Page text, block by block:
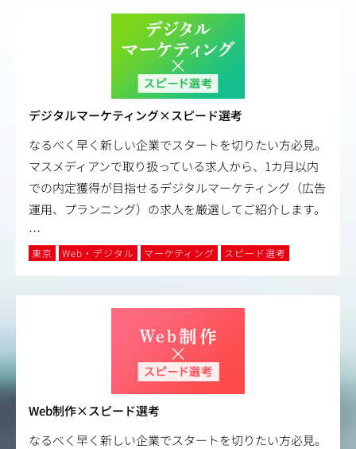
ただけるポジションです。
デジタルマーケティング×スピード選考
なるべく早く新しい企業でスタートを切りたい方必見。
マスメディアンで取り扱っている求人から、1カ月以内
での内定獲得が目指せるデジタルマーケティング（広告
運用、プランニング）の求人を厳選してご紹介します。
…
東京 Web・デジタル マーケティング スピード選考
Web制作×スピード選考
なるべく早く新しい企業でスタートを切りたい方必見。